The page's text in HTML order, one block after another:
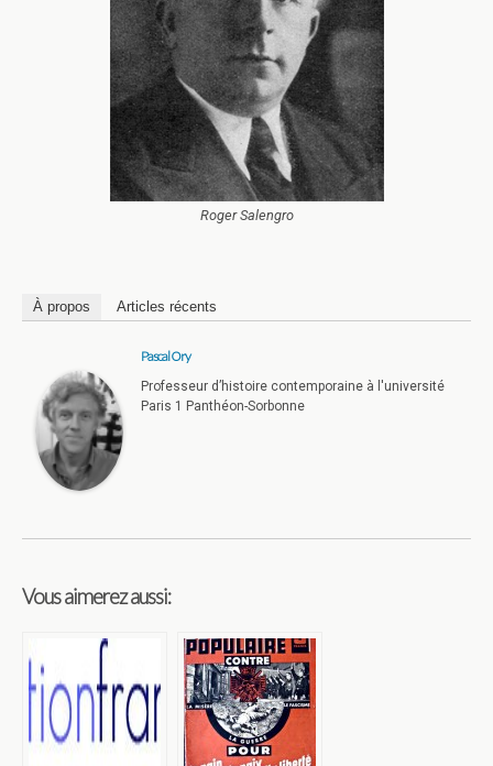
Roger Salengro
À propos Articles récents
Pascal Ory
Professeur d’histoire contemporaine à l'université
Paris 1 Panthéon-Sorbonne
Vous aimerez aussi: